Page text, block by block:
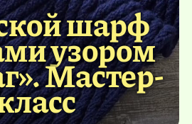
шарф
узором
Мастер-